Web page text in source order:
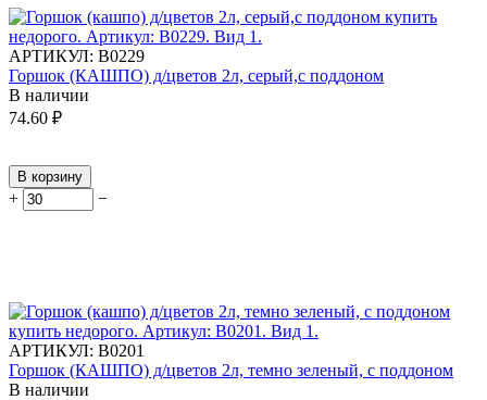
АРТИКУЛ: В0229
Горшок (КАШПО) д/цветов 2л, серый,с поддоном
В наличии
74.60 ₽
В корзину
+ −
АРТИКУЛ: В0201
Горшок (КАШПО) д/цветов 2л, темно зеленый, с поддоном
В наличии